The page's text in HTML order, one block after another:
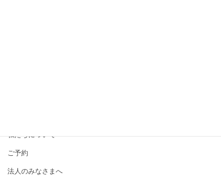
私たちについて
ご予約
法人のみなさまへ